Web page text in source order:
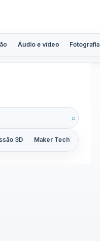
Áudio e vídeo Fotografia
⌕
3D Maker Tech